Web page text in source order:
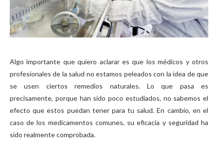
Algo importante que quiero aclarar es que los médicos y otros
profesionales de la salud no estamos peleados con la idea de que
se usen ciertos remedios naturales. Lo que pasa es
precisamente, porque han sido poco estudiados, no sabemos el
efecto que estos puedan tener para tu salud. En cambio, en el
caso de los medicamentos comunes, su eficacia y seguridad ha
sido realmente comprobada.